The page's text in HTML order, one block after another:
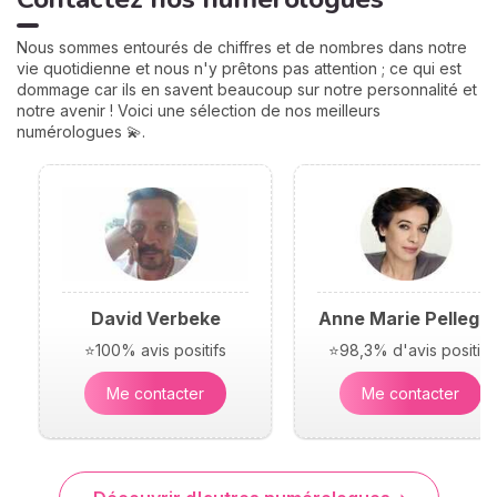
Nous sommes entourés de chiffres et de nombres dans notre
vie quotidienne et nous n'y prêtons pas attention ; ce qui est
dommage car ils en savent beaucoup sur notre personnalité et
notre avenir ! Voici une sélection de nos meilleurs
numérologues 💫.
David Verbeke
⭐100% avis positifs
Me contacter
Anne Marie
⭐98,3% d'avis positifs
Me contacter